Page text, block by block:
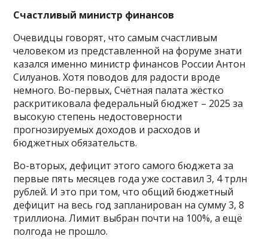
Счастливый министр финансов
Очевидцы говорят, что самым счастливым
человеком из представленной на форуме знати
казался именно министр финансов России Антон
Силуанов. Хотя поводов для радости вроде
немного. Во-первых, Счётная палата жёстко
раскритиковала федеральный бюджет – 2025 за
высокую степень недостоверности
прогнозируемых доходов и расходов и
бюджетных обязательств.
Во-вторых, дефицит этого самого бюджета за
первые пять месяцев года уже составил 3, 4 трлн
рублей. И это при том, что общий бюджетный
дефицит на весь год запланирован на сумму 3, 8
триллиона. Лимит выбран почти на 100%, а ещё
полгода не прошло.